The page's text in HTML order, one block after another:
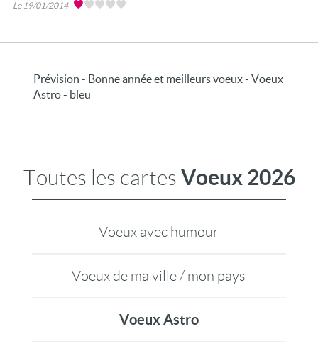
Le 19/01/2014
Prévision - Bonne année et meilleurs voeux - Voeux
Astro - bleu
Toutes les cartes Voeux 2026
Voeux avec humour
Voeux de ma ville / mon pays
Voeux Astro